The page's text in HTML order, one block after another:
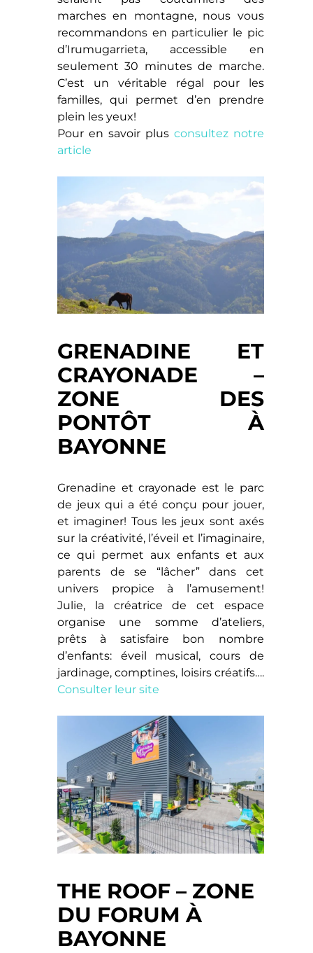
marches en montagne, nous vous
recommandons en particulier le pic
d’Irumugarrieta, accessible en
seulement 30 minutes de marche.
C’est un véritable régal pour les
familles, qui permet d’en prendre
plein les yeux!
Pour en savoir plus consultez notre
article
GRENADINE ET
CRAYONADE –
ZONE DES
PONTÔT À
BAYONNE
Grenadine et crayonade est le parc
de jeux qui a été conçu pour jouer,
et imaginer! Tous les jeux sont axés
sur la créativité, l’éveil et l’imaginaire,
ce qui permet aux enfants et aux
parents de se “lâcher” dans cet
univers propice à l’amusement!
Julie, la créatrice de cet espace
organise une somme d’ateliers,
prêts à satisfaire bon nombre
d’enfants: éveil musical, cours de
jardinage, comptines, loisirs créatifs….
Consulter leur site
THE ROOF – ZONE
DU FORUM À
BAYONNE